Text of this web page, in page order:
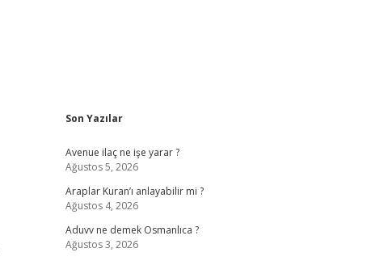
Sidebar
Son Yazılar
Avenue ilaç ne işe yarar ?
Ağustos 5, 2026
Araplar Kuran’ı anlayabilir mi ?
Ağustos 4, 2026
Aduvv ne demek Osmanlıca ?
Ağustos 3, 2026